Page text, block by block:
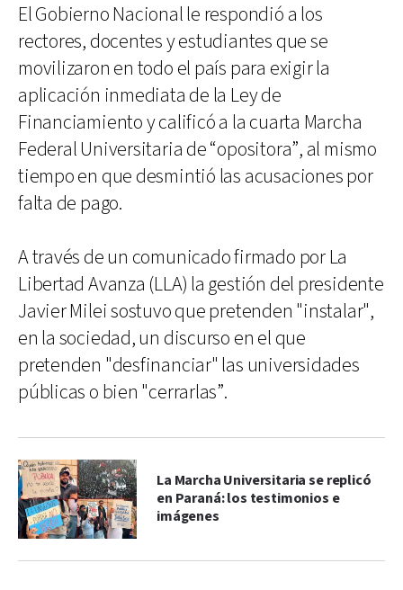
El Gobierno Nacional le respondió a los
rectores, docentes y estudiantes que se
movilizaron en todo el país para exigir la
aplicación inmediata de la Ley de
Financiamiento y calificó a la cuarta Marcha
Federal Universitaria de “opositora”, al mismo
tiempo en que desmintió las acusaciones por
falta de pago.
A través de un comunicado firmado por La
Libertad Avanza (LLA) la gestión del presidente
Javier Milei sostuvo que pretenden "instalar",
en la sociedad, un discurso en el que
pretenden "desfinanciar" las universidades
públicas o bien "cerrarlas”.
La Marcha Universitaria se replicó
en Paraná: los testimonios e
imágenes